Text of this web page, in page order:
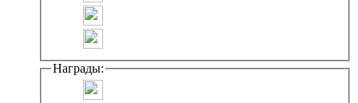
Награды: